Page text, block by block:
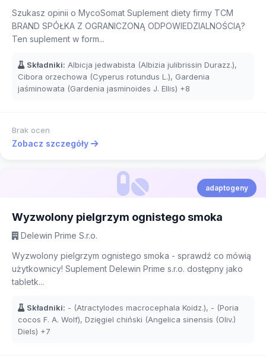
Szukasz opinii o MycoSomat Suplement diety firmy TCM
BRAND SPÓŁKA Z OGRANICZONĄ ODPOWIEDZIALNOŚCIĄ?
Ten suplement w form...
Składniki: Albicja jedwabista (Albizia julibrissin Durazz.),
Cibora orzechowa (Cyperus rotundus L.), Gardenia
jaśminowata (Gardenia jasminoides J. Ellis) +8
Brak ocen
Zobacz szczegóły
adaptogeny
Wyzwolony pielgrzym ognistego smoka
Delewin Prime S.r.o.
Wyzwolony pielgrzym ognistego smoka - sprawdź co mówią
użytkownicy! Suplement Delewin Prime s.r.o. dostępny jako
tabletk...
Składniki: - (Atractylodes macrocephala Koidz.), - (Poria
cocos F. A. Wolf), Dzięgiel chiński (Angelica sinensis (Oliv.)
Diels) +7